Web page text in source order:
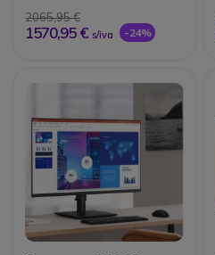
2065,95 €
1570,95 € s/iva -24%